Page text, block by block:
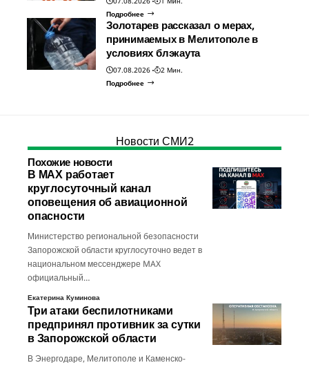
Подробнее
Золотарев рассказал о мерах,
принимаемых в Мелитополе в
условиях блэкаута
07.08.2026
2 Мин.
Подробнее
Новости СМИ2
Похожие новости
В МАХ работает
круглосуточный канал
оповещения об авиационной
опасности
Министерство региональной безопасности
Запорожской области круглосуточно ведет в
национальном мессенджере MAX
официальный…
Екатерина Куминова
Три атаки беспилотниками
предпринял противник за сутки
в Запорожской области
В Энергодаре, Мелитополе и Каменско-